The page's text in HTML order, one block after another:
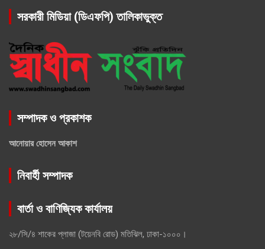
সরকারী মিডিয়া (ডিএফপি) তালিকাভুক্ত
সম্পাদক ও প্রকাশক
আনোয়ার হোসেন আকাশ
নিবার্হী সম্পাদক
বার্তা ও বাণিজ্যিক কার্যালয়
২৮/সি/৪ শাকের প্লাজা (টয়েনবি রোড) মতিঝিল, ঢাকা-১০০০।